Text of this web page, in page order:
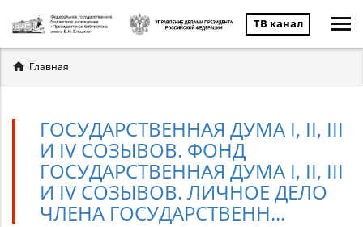
ТВ канал
Вы
здесь
Главная
ГОСУДАРСТВЕННАЯ ДУМА I, II, III
И IV СОЗЫВОВ. ФОНД
ГОСУДАРСТВЕННАЯ ДУМА I, II, III
И IV СОЗЫВОВ. ЛИЧНОЕ ДЕЛО
ЧЛЕНА ГОСУДАРСТВЕНН...